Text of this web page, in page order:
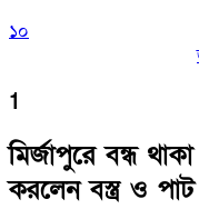
১০
1
মির্জাপুরে বন্ধ
করলেন বস্ত্র ও পাট